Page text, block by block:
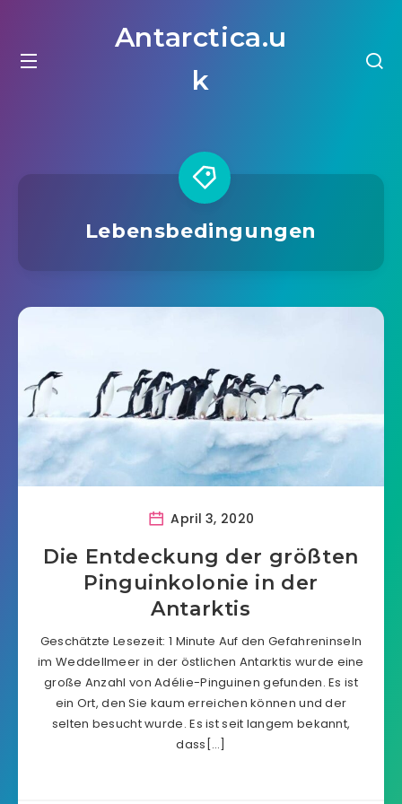
Antarctica.u
k
Lebensbedingungen
April 3, 2020
Die Entdeckung der größten
Pinguinkolonie in der
Antarktis
Geschätzte Lesezeit: 1 Minute Auf den Gefahreninseln
im Weddellmeer in der östlichen Antarktis wurde eine
große Anzahl von Adélie-Pinguinen gefunden. Es ist
ein Ort, den Sie kaum erreichen können und der
selten besucht wurde. Es ist seit langem bekannt,
dass[…]